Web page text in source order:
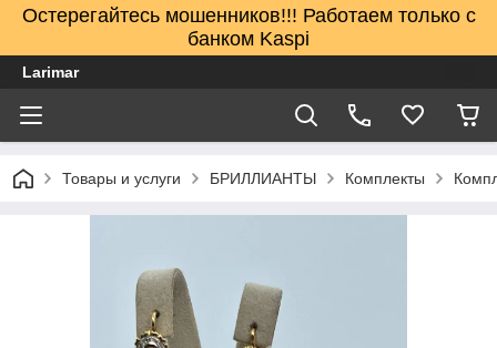
Остерегайтесь мошенников!!! Работаем только с
банком Kaspi
Larimar
Товары и услуги БРИЛЛИАНТЫ Комплекты